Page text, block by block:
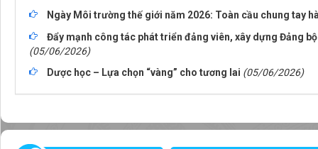
Ngày Môi trường thế giới năm 2026: Toàn cầu chung tay
Đẩy mạnh công tác phát triển đảng viên, xây dựng Đảng
(05/06/2026)
Dược học – Lựa chọn “vàng” cho tương lai (05/06/2026)